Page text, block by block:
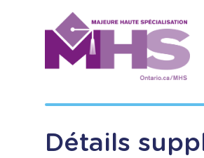
Image
Détails